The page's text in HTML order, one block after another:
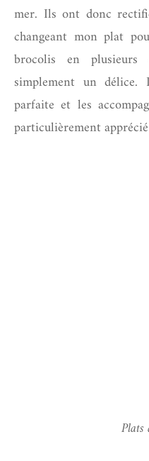
mer. Ils ont donc
changeant mon plat
brocolis en
simplement un
parfaite et les
particulièrement
Plats